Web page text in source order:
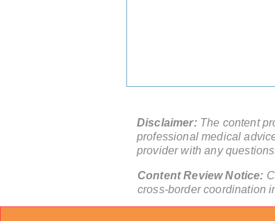
Disclaimer:The content
professional medical
provider with any
Content Review Notice:
cross-border coordination